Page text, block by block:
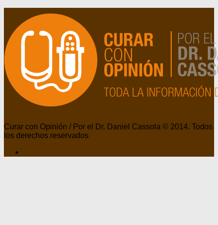
Curar con Opinión / Por el Dr. Daniel Cassola © 2014. Todos
los derechos reservados